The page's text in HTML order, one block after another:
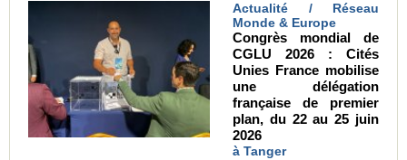
Actualité / Réseau
Monde & Europe
Congrès mondial de
CGLU 2026 : Cités
Unies France mobilise
une délégation
française de premier
plan, du 22 au 25 juin
2026
à Tanger